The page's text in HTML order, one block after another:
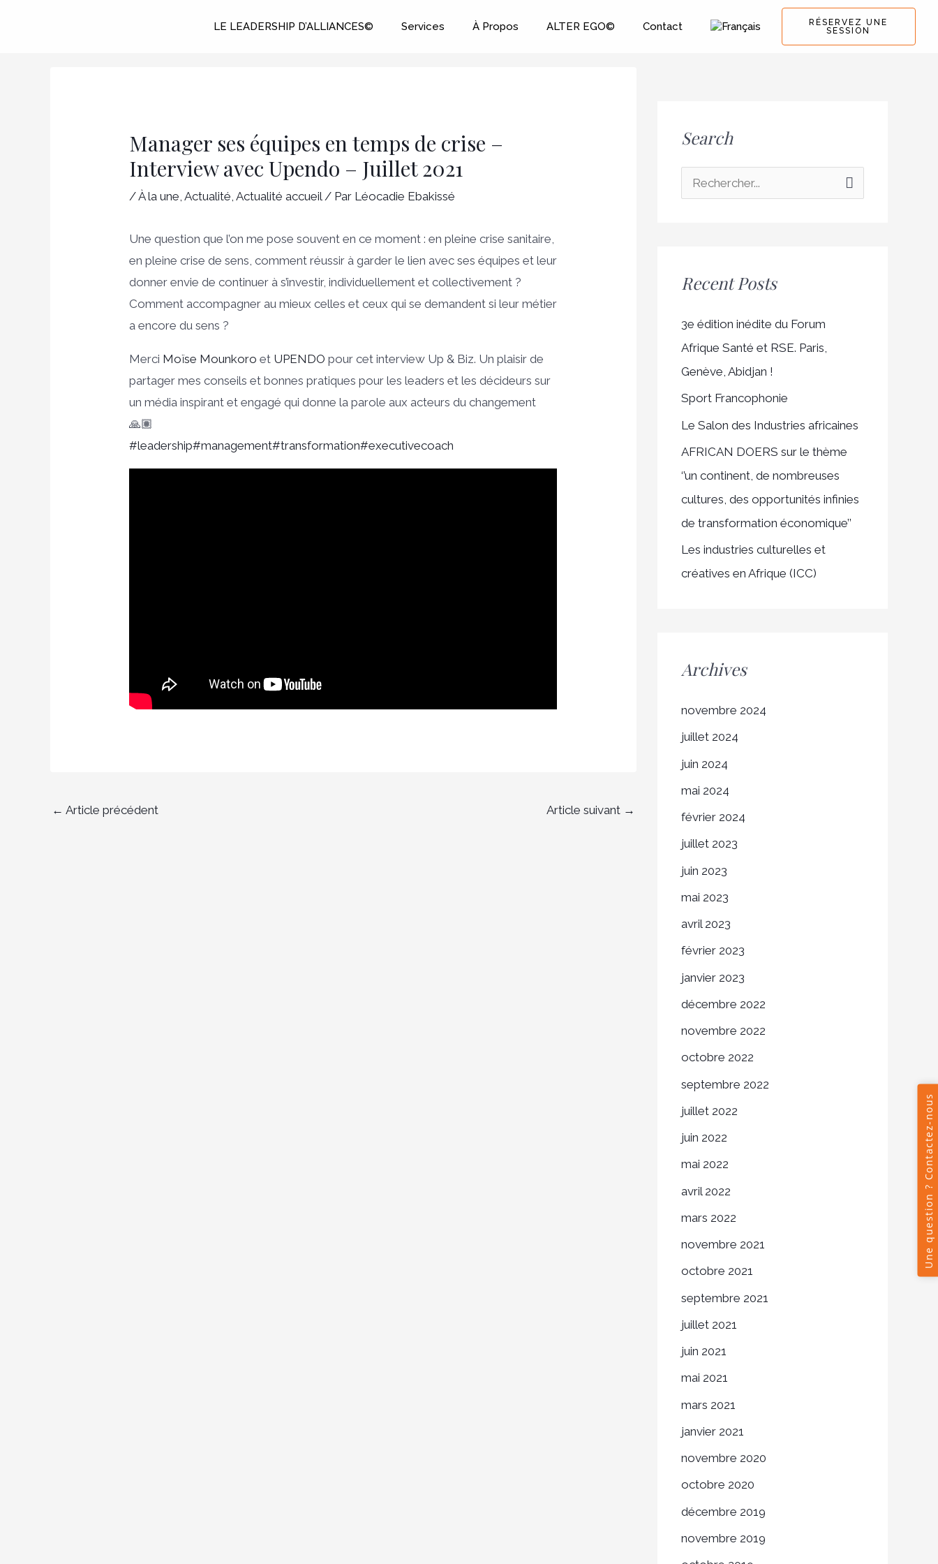
LE LEADERSHIP D’ALLIANCES© Services À Propos ALTER EGO© Contact
RÉSERVEZ UNE
SESSION
Manager ses équipes en temps de crise –
Interview avec Upendo – Juillet 2021
/À la une ,Actualité ,Actualité accueil / Par Léocadie Ebakissé
Une question que l’on me pose souvent en ce moment : en pleine crise sanitaire,
en pleine crise de sens, comment réussir à garder le lien avec ses équipes et leur
donner envie de continuer à s’investir, individuellement et collectivement ?
Comment accompagner au mieux celles et ceux qui se demandent si leur métier
a encore du sens ?
Merci Moïse Mounkoro et UPENDO pour cet interview Up & Biz. Un plaisir de
partager mes conseils et bonnes pratiques pour les leaders et les décideurs sur
un média inspirant et engagé qui donne la parole aux acteurs du changement
🙏🏽
#leadership#management#transformation#executivecoach
← Article précédent Article suivant →
Search
e
c
h
e
r
Recent Posts
3e édition inédite du Forum
Afrique Santé et RSE. Paris,
Genève, Abidjan !
Sport Francophonie
Le Salon des Industries africaines
AFRICAN DOERS sur le thème
‘’un continent, de nombreuses
cultures, des opportunités infinies
de transformation économique’’
Les industries culturelles et
créatives en Afrique (ICC)
Archives
novembre 2024
juillet 2024
juin 2024
mai 2024
février 2024
juillet 2023
juin 2023
mai 2023
avril 2023
février 2023
janvier 2023
décembre 2022
novembre 2022
octobre 2022
septembre 2022
juillet 2022
juin 2022
mai 2022
avril 2022
mars 2022
novembre 2021
octobre 2021
septembre 2021
juillet 2021
juin 2021
mai 2021
mars 2021
janvier 2021
novembre 2020
octobre 2020
décembre 2019
novembre 2019